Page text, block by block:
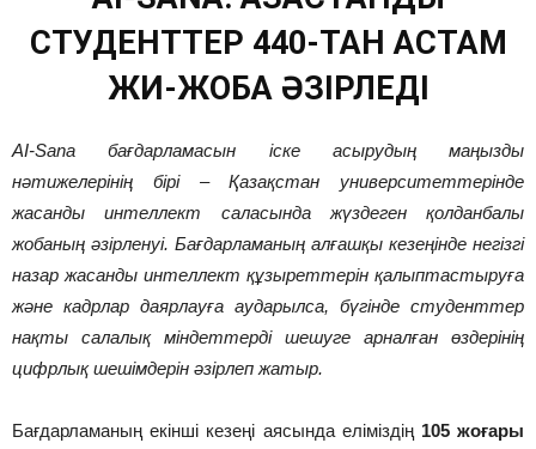
СТУДЕНТТЕР 440-ТАН АСТАМ
ЖИ-ЖОБА ӘЗІРЛЕДІ
AI-Sana бағдарламасын іске асырудың маңызды
нәтижелерінің бірі – Қазақстан университеттерінде
жасанды интеллект саласында жүздеген қолданбалы
жобаның әзірленуі. Бағдарламаның алғашқы кезеңінде негізгі
назар жасанды интеллект құзыреттерін қалыптастыруға
және кадрлар даярлауға аударылса, бүгінде студенттер
нақты салалық міндеттерді шешуге арналған өздерінің
цифрлық шешімдерін әзірлеп жатыр.
Бағдарламаның екінші кезеңі аясында еліміздің 105 жоғары